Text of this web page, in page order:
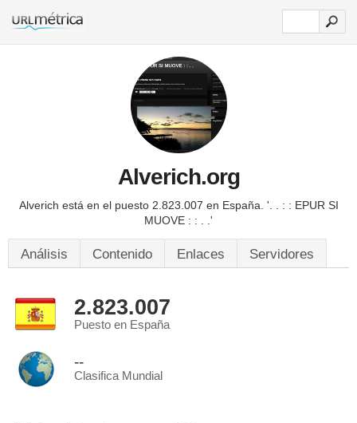
Alverich.org
Alverich está en el puesto 2.823.007 en España. '. . : : EPUR SI
MUOVE : : . .'
Análisis Contenido Enlaces Servidores
2.823.007
Puesto en España
--
Clasifica Mundial